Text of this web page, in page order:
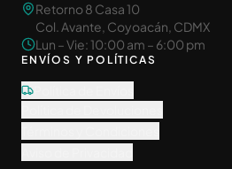
Retorno 8 Casa 10
Col. Avante, Coyoacán, CDMX
Lun – Vie: 10:00 am – 6:00 pm
ENVÍOS Y POLÍTICAS